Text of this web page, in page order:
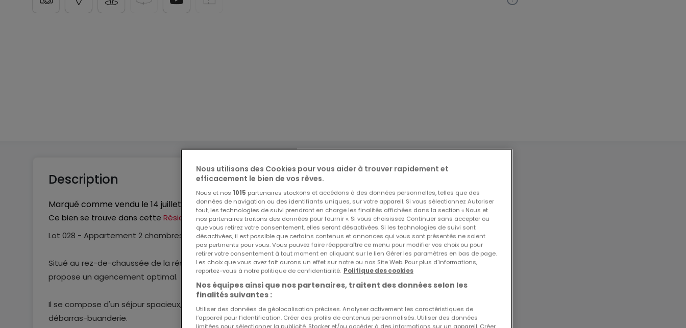
Description
Marqué comme vendu le 14 juillet 2026
Ce bien se trouve dans cette Résidence
Lot 028 - Appartement 2 chambres - 81,42 m² (rez-de-chaussée)
Situé au rez-de-chaussée de la résidence SELENE & LAVINIA à Moutfort (bloc 56), cet appartement de 81,42 m²
propose un agencement optimal.
Il se compose d'un séjour spacieux, de deux chambres, d'une salle de douche, d'un WC séparé ainsi que d'un
débarras-buanderie.
Nous utilisons des Cookies pour vous aider à trouver rapidement et
efficacement le bien de vos rêves.
Nous et nos 1015 partenaires stockons et accédons à des données personnelles, telles que des
données de navigation ou des identifiants uniques, sur votre appareil. Si vous sélectionnez Autoriser
tout, les technologies de suivi prendront en charge les finalités affichées dans la section « Nous et
nos partenaires traitons des données pour fournir ». Si vous choisissez Continuer sans accepter ou
que vous retirez votre consentement, elles seront désactivées. Si les technologies de suivi sont
désactivées, il est possible que certains contenus et annonces qui vous sont présentés ne soient
pas pertinents pour vous. Vous pouvez faire réapparaître ce menu pour modifier vos choix ou pour
retirer votre consentement à tout moment en cliquant sur le lien Gérer les paramètres en bas de page.
Les choix que vous avez fait aurons un effet sur notre ou nos Site Web. Pour plus d’informations,
reportez-vous à notre politique de confidentialité. Politique des cookies
Nos équipes ainsi que nos partenaires, traitent des données selon les
finalités suivantes :
Utiliser des données de géolocalisation précises. Analyser activement les caractéristiques de
l’appareil pour l’identification. Créer des profils de contenus personnalisés. Utiliser des données